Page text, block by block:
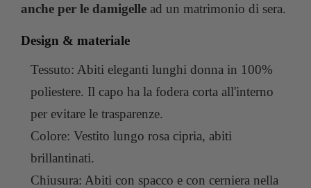
anche per le damigelle ad un matrimonio di sera.
Design & materiale
Tessuto: Abiti eleganti lunghi donna in 100%
poliestere. Il capo ha la fodera corta all'interno
per evitare le trasparenze.
Colore: Vestito lungo rosa cipria, abiti
brillantinati.
Chiusura: Abiti con spacco e con cerniera nella